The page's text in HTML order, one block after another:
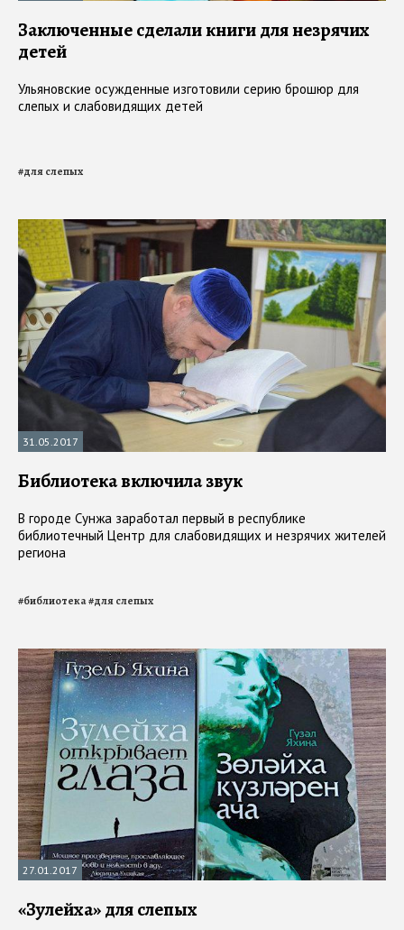
Заключенные сделали книги для незрячих
детей
Ульяновские осужденные изготовили серию брошюр для
слепых и слабовидящих детей
#для слепых
31.05.2017
Библиотека включила звук
В городе Сунжа заработал первый в республике
библиотечный Центр для слабовидящих и незрячих жителей
региона
#библиотека#для слепых
27.01.2017
«Зулейха» для слепых